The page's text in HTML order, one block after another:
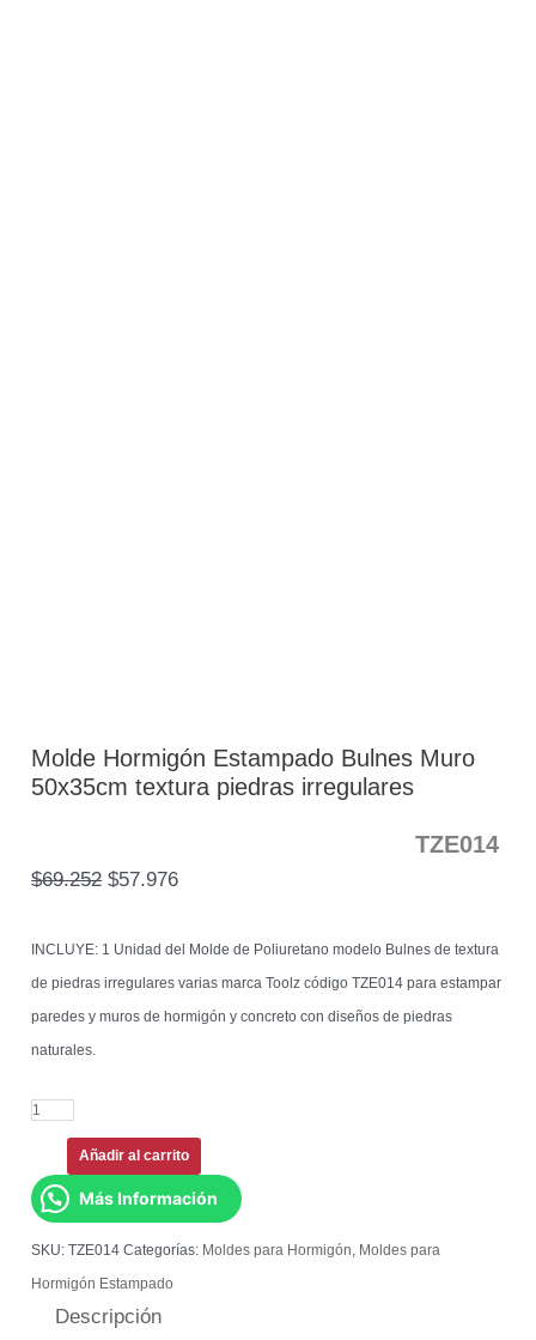
Molde Hormigón Estampado Bulnes Muro
50x35cm textura piedras irregulares
TZE014
$69.252 $57.976
INCLUYE: 1 Unidad del Molde de Poliuretano modelo Bulnes de textura
de piedras irregulares varias marca Toolz código TZE014 para estampar
paredes y muros de hormigón y concreto con diseños de piedras
naturales.
Añadir al carrito
Más Información
SKU:TZE014 Categorías: Moldes para Hormigón Moldes para
Hormigón Estampado
Descripción